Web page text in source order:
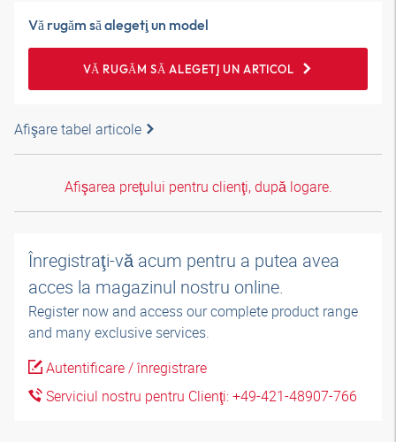
Vă rugăm să alegeţi un model
VĂ RUGĂM SĂ ALEGEŢI UN ARTICOL
Afişare tabel articole
Afişarea preţului pentru clienţi, după logare.
Înregistraţi-vă acum pentru a putea avea
acces la magazinul nostru online.
Register now and access our complete product range
and many exclusive services.
Autentificare / înregistrare
Serviciul nostru pentru Clienţi: +49-421-48907-766